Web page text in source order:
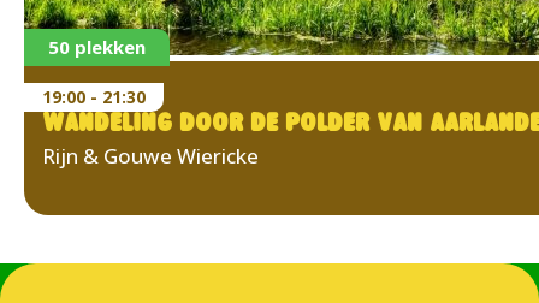
19:00 - 21:30
50 plekken
WANDELING DOOR DE POLDER VAN
Rijn & Gouwe Wiericke